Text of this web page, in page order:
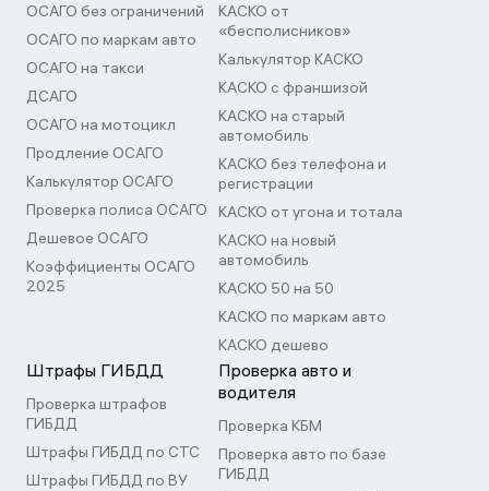
ОСАГО без ограничений
ОСАГО по маркам авто
ОСАГО на такси
ДСАГО
ОСАГО на мотоцикл
Продление ОСАГО
Калькулятор ОСАГО
Проверка полиса ОСАГО
Дешевое ОСАГО
Коэффициенты ОСАГО
2025
КАСКО от
«бесполисников»
Калькулятор КАСКО
КАСКО с франшизой
КАСКО на старый
автомобиль
КАСКО без телефона и
регистрации
КАСКО от угона и тотала
КАСКО на новый
автомобиль
КАСКО 50 на 50
КАСКО по маркам авто
КАСКО дешево
Штрафы ГИБДД
Проверка штрафов
ГИБДД
Штрафы ГИБДД по СТС
Штрафы ГИБДД по ВУ
Проверка авто и
водителя
Проверка КБМ
Проверка авто по базе
ГИБДД